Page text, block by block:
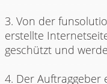
3. Von der
erstellte
geschützt und
4. Der Auftraggeber